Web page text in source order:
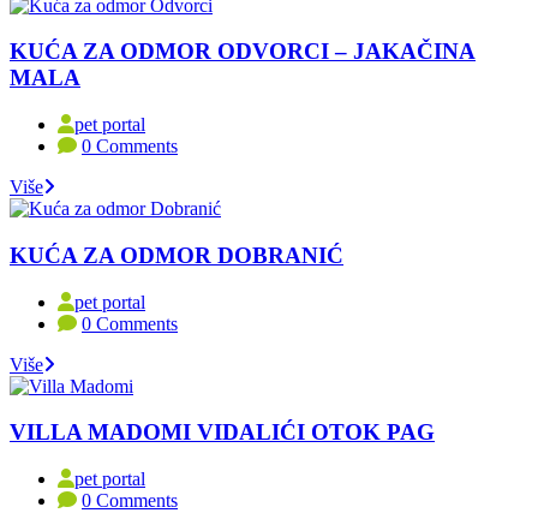
KUĆA ZA ODMOR ODVORCI – JAKAČINA
MALA
pet portal
0 Comments
Više
KUĆA ZA ODMOR DOBRANIĆ
pet portal
0 Comments
Više
VILLA MADOMI VIDALIĆI OTOK PAG
pet portal
0 Comments